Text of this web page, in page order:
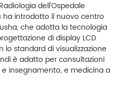
dell'Ospedale
ha introdotto il nuovo centro
che adotta la tecnologia
di display LCD
standard di visualizzazione
è adatto per consultazioni
insegnamento, e medicina a